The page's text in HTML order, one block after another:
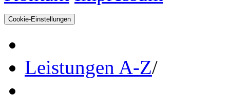
Cookie-Einstellungen
Leistungen A-Z/